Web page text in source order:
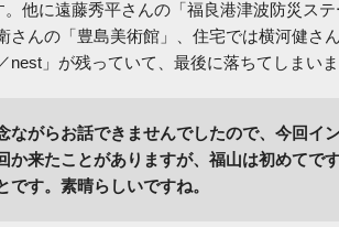
。他に遠藤秀平さんの「福良港津波防災ス
さんの「豊島美術館」、住宅では横河健さ
nest」が残っていて、最後に落ちてしまい
ながらお話できませんでしたので、今回イ
か来たことがありますが、福山は初めてで
です。素晴らしいですね。